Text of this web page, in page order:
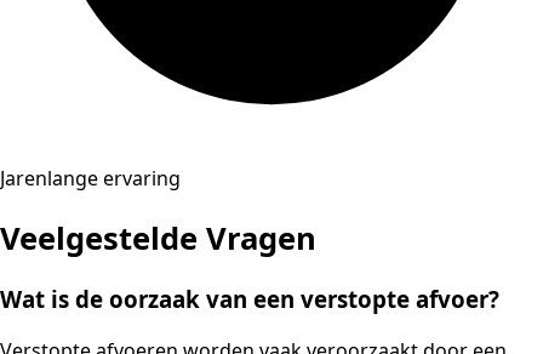
Jarenlange ervaring
Veelgestelde Vragen
Wat is de oorzaak van een verstopte afvoer?